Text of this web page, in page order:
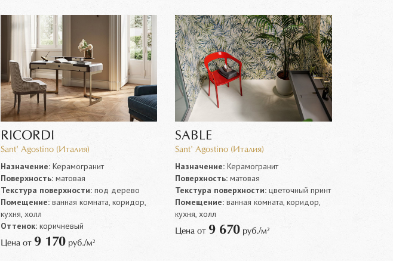
RICORDI
Sant' Agostino (Италия)
Назначение:Керамогранит
Поверхность:матовая
Текстура поверхности:под дерево
Помещение:ванная комната, коридор,
кухня, холл
Оттенок:коричневый
Цена от 9 170руб./м²
SABLE
Sant' Agostino (Италия)
Назначение: Керамогранит
Поверхность: матовая
Текстура поверхности: цветочный принт
Помещение: ванная комната, коридор,
кухня, холл
Цена от 9 670 руб./м²